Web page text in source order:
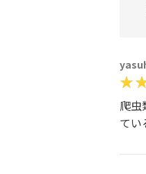
爬虫
てい